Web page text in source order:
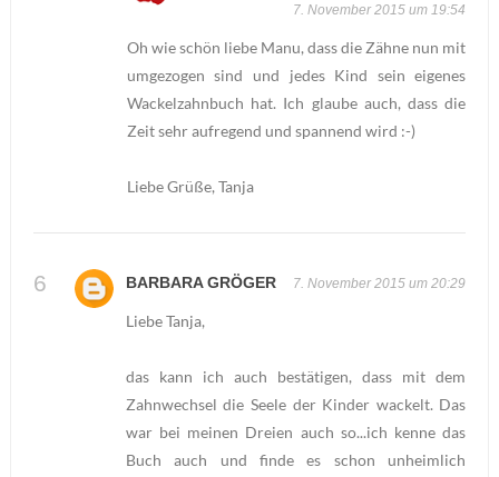
7. November 2015 um 19:54
Oh wie schön liebe Manu, dass die Zähne nun mit
umgezogen sind und jedes Kind sein eigenes
Wackelzahnbuch hat. Ich glaube auch, dass die
Zeit sehr aufregend und spannend wird :-)
Liebe Grüße, Tanja
BARBARA GRÖGER 7. November 2015 um 20:29
Liebe Tanja,
das kann ich auch bestätigen, dass mit dem
Zahnwechsel die Seele der Kinder wackelt. Das
war bei meinen Dreien auch so...ich kenne das
Buch auch und finde es schon unheimlich